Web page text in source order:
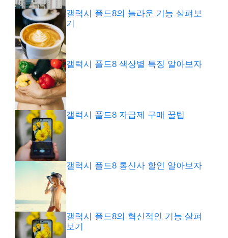
갤럭시 폴드8의 놀라운 기능 살펴보
기
갤럭시 폴드8 색상별 특징 알아보자
갤럭시 폴드8 자급제 구매 꿀팁
갤럭시 폴드8 통신사 할인 알아보자
갤럭시 폴드8의 혁신적인 기능 살펴
보기